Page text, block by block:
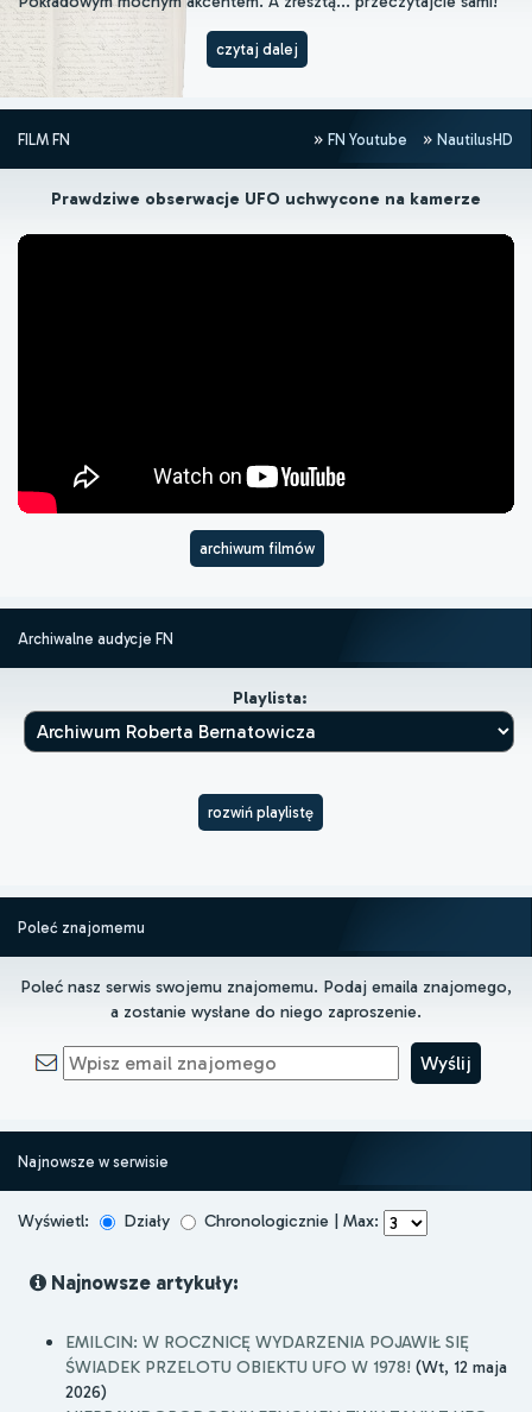
czytaj dalej
FILM FN FN Youtube NautilusHD
Prawdziwe obserwacje UFO uchwycone na kamerze
archiwum filmów
Archiwalne audycje FN
Playlista:
rozwiń playlistę
Poleć znajomemu
Poleć nasz serwis swojemu znajomemu. Podaj emaila znajomego,
a zostanie wysłane do niego zaproszenie.
Najnowsze w serwisie
Wyświetl: Działy Chronologicznie | Max:
Najnowsze artykuły:
EMILCIN: W ROCZNICĘ WYDARZENIA POJAWIŁ SIĘ
ŚWIADEK PRZELOTU OBIEKTU UFO W 1978! (Wt, 12 maja
2026)